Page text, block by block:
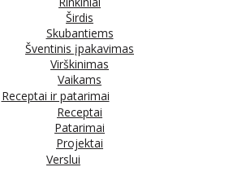
Širdis
Skubantiems
Šventinis įpakavimas
Virškinimas
Vaikams
Receptai ir patarimai
Receptai
Patarimai
Projektai
Verslui